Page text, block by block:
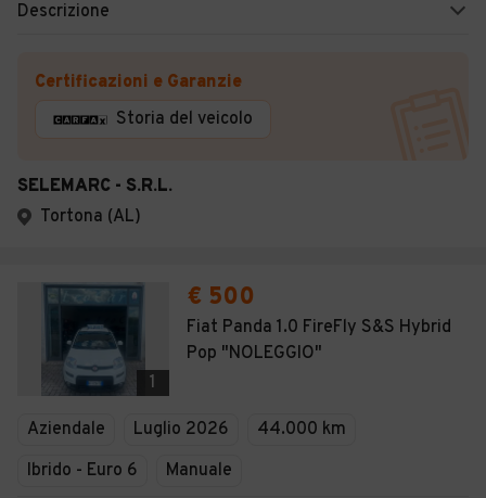
Descrizione
Certificazioni e Garanzie
Storia del veicolo
SELEMARC - S.R.L.
Tortona (AL)
1
€ 500
Fiat Panda 1.0 FireFly S&S Hybrid
Pop "NOLEGGIO"
Aziendale Luglio 2026
44.000 km
Ibrido - Euro 6
Manuale